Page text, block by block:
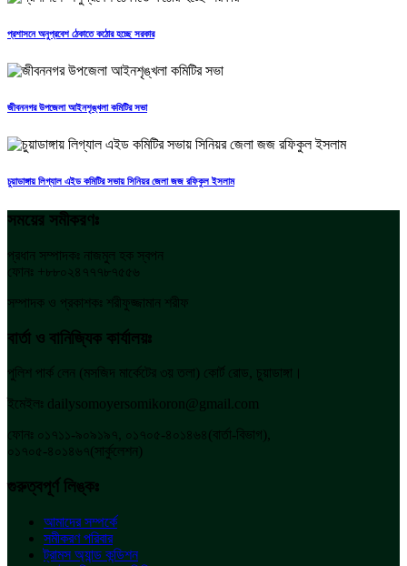
প্রশাসনে অনুপ্রবেশ ঠেকাতে কঠোর হচ্ছে সরকার
জীবননগর উপজেলা আইনশৃঙ্খলা কমিটির সভা
চুয়াডাঙ্গায় লিগ্যাল এইড কমিটির সভায় সিনিয়র জেলা জজ রফিকুল ইসলাম
সময়ের সমীকরণঃ
প্রধান সম্পাদকঃ নাজমুল হক স্বপন
ফোনঃ +৮৮০২৪৭৭৭৮৭৫৫৬
সম্পাদক ও প্রকাশকঃ শরীফুজ্জামান শরীফ
বার্তা ও বানিজ্যিক কার্যালয়ঃ
পুলিশ পার্ক লেন (মসজিদ মার্কেটের ৩য় তলা) কোর্ট রোড, চুয়াডাঙ্গা।
ইমেইলঃ dailysomoyersomikoron@gmail.com
ফোনঃ ০১৭১১-৯০৯১৯৭, ০১৭০৫-৪০১৪৬৪(বার্তা-বিভাগ),
০১৭০৫-৪০১৪৬৭(সার্কুলেশন)
গুরুত্বপূর্ণ লিঙ্কঃ
আমাদের সম্পর্কে
সমীকরণ পরিবার
ট্রামস অ্যান্ড কন্ডিশন